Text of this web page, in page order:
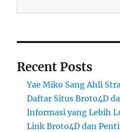
Recent Posts
Yae Miko Sang Ahli
Daftar Situs Broto4D
Informasi yang Lebih
Link Broto4D dan